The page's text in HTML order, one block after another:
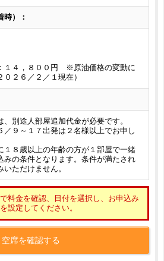
時）：
１４，８００円 ※原油価格の変動に
２６／２／１現在）
、別途人部屋追加代金が必要です。
／９～１７出発は２名様以上でお申し
１８歳以上の年齢の方が１部屋で一緒
みの条件となります。条件が満たされ
ただけません。
料金を確認、日付を選択し、お申込み
設定してください。
空席を確認する